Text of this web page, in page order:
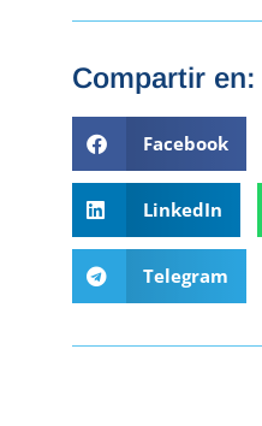
Compartir en:
Facebook
LinkedIn
Telegram